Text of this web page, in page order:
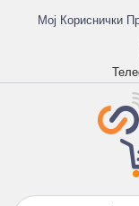
Мој Кориснички